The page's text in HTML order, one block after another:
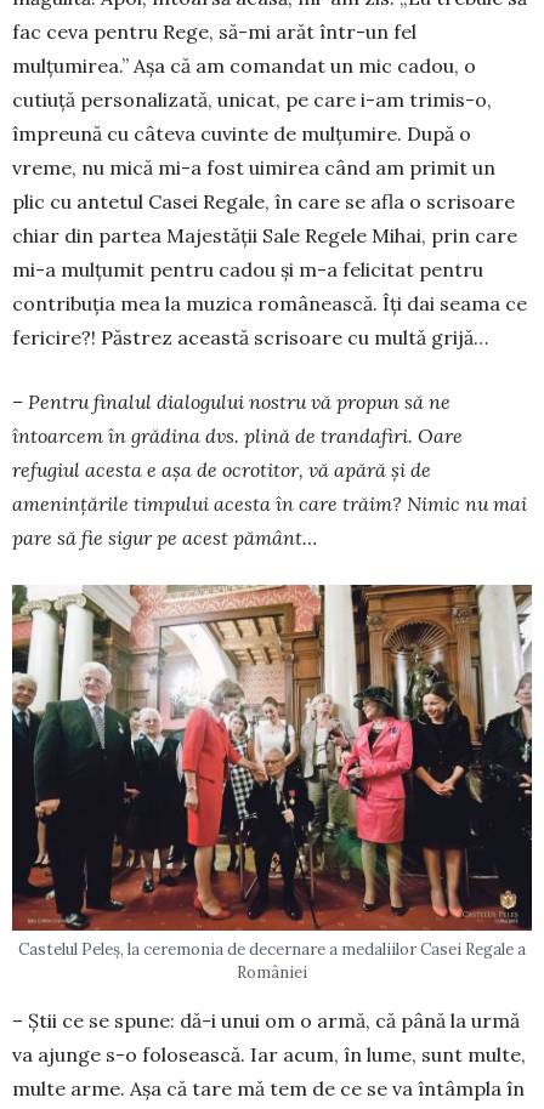
fac ceva pentru Rege, să-mi arăt într-un fel
mulţumirea.” Aşa că am comandat un mic cadou, o
cutiuţă personalizată, unicat, pe care i-am trimis-o,
împreună cu câteva cuvinte de mulţumire. După o
vreme, nu mică mi-a fost uimirea când am primit un
plic cu antetul Casei Regale, în care se afla o scrisoare
chiar din partea Majestăţii Sale Regele Mihai, prin care
mi-a mulţumit pentru cadou şi m-a felicitat pentru
contribuția mea la muzica românească. Îţi dai seama ce
fericire?! Păstrez această scrisoare cu multă grijă…
– Pentru finalul dialogului nostru vă propun să ne
întoarcem în grădina dvs. plină de trandafiri. Oare
refugiul acesta e așa de ocrotitor, vă apără și de
amenințările timpului acesta în care trăim? Nimic nu mai
pare să fie sigur pe acest ­pământ…
Castelul Peleș, la ceremonia de decernare a medaliilor Casei Regale a
României
– Ştii ce se spune: dă-i unui om o armă, că până la urmă
va ajunge s-o folosească. Iar acum, în lume, sunt multe,
multe arme. Aşa că tare mă tem de ce se va întâmpla în